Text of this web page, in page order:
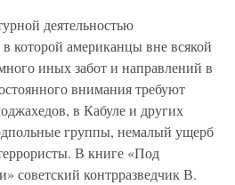
деятельностью
которой американцы вне всякой
иных забот и направлений в
внимания требуют
в Кабуле и других
группы, немалый ущерб
В книге «Под
советский контрразведчик В.